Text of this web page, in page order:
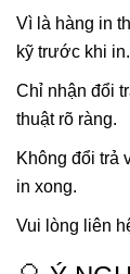
Vì là hàng in
kỹ trước khi in.
Chỉ nhận đổi
thuật rõ ràng.
Không đổi trả
in xong.
Vui lòng liên